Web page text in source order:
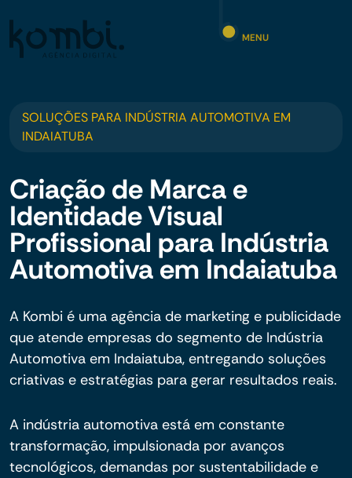
MENU
SOLUÇÕES PARA INDÚSTRIA AUTOMOTIVA EM
INDAIATUBA
Criação de Marca e
Identidade Visual
Profissional para Indústria
Automotiva em Indaiatuba
A Kombi é uma agência de marketing e publicidade
que atende empresas do segmento de Indústria
Automotiva em Indaiatuba, entregando soluções
criativas e estratégias para gerar resultados reais.
A indústria automotiva está em constante
transformação, impulsionada por avanços
tecnológicos, demandas por sustentabilidade e